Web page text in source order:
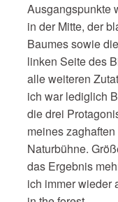
Ausgangspunkte
in der Mitte, der
Baumes sowie
linken Seite des
alle weiteren
ich war lediglich
die drei
meines
Naturbühne.
das Ergebnis
ich immer wieder